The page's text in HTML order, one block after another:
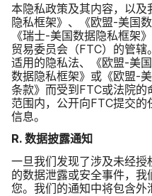
本​隐私​政策​及​其​内容，​以及​
隐私框架》、​《欧盟-美国​
《瑞士-美国​数据​隐私框架
贸易​委员会​（FTC）​的​管辖
适用​的​隐私法、​《欧盟-美
数据​隐私框架》​或​《欧盟-
条款》​而​受到FTC或​法院​的​
范围​内，​公开​向FTC提交​的​
信息。
R. 数​据​披露​通知
一旦​我们​发现​了​涉及​未​经
的​数据​泄露​或​安全​事件，​
您。​我们​的​通知​中​将​包含​